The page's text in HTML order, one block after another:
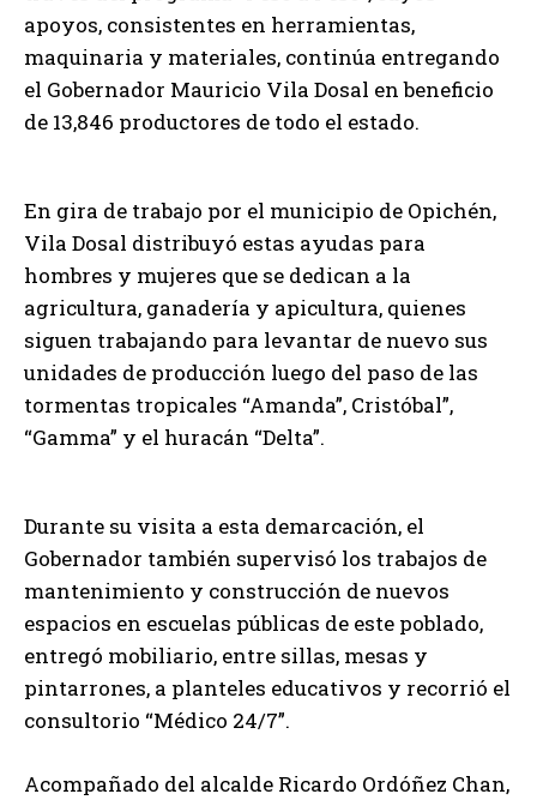
apoyos, consistentes en herramientas,
maquinaria y materiales, continúa entregando
el Gobernador Mauricio Vila Dosal en beneficio
de 13,846 productores de todo el estado.
En gira de trabajo por el municipio de Opichén,
Vila Dosal distribuyó estas ayudas para
hombres y mujeres que se dedican a la
agricultura, ganadería y apicultura, quienes
siguen trabajando para levantar de nuevo sus
unidades de producción luego del paso de las
tormentas tropicales “Amanda”, Cristóbal”,
“Gamma” y el huracán “Delta”.
Durante su visita a esta demarcación, el
Gobernador también supervisó los trabajos de
mantenimiento y construcción de nuevos
espacios en escuelas públicas de este poblado,
entregó mobiliario, entre sillas, mesas y
pintarrones, a planteles educativos y recorrió el
consultorio “Médico 24/7”.
Acompañado del alcalde Ricardo Ordóñez Chan,